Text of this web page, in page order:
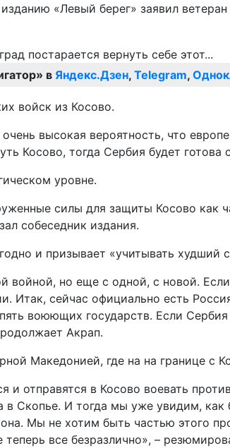
«Левый берег» заявил
в Яндекс.Дзен, Telegram,
войск из Косово.
высокая вероятность, что
Косово, тогда Сербия будет готова
уровне.
силы для защиты Косово
собеседник издания.
и призывает «учитывать худший
войной, но еще с одной, с новой.
Итак, сейчас официально есть
воюющих государств. Если
Акрап.
Македонией, где на на границе с
отправятся в Косово воевать
Скопье. И тогда мы уже увидим,
Мы не хотим быть частью этого
все безразлично», –